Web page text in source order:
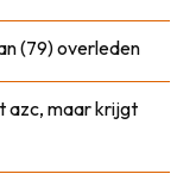
(79) overleden
azc, maar krijgt